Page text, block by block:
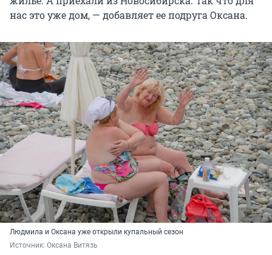
нас это уже дом, — добавляет ее подруга Оксана.
Людмила и Оксана уже открыли купальный сезон
Источник: Оксана Витязь